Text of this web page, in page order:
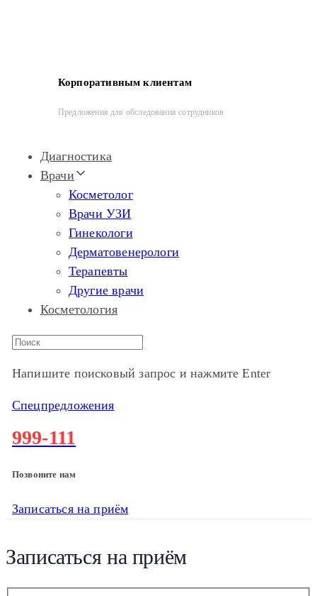
Корпоративным клиентам
Предложения для обследования сотрудников
Диагностика
Врачи
Косметолог
Врачи УЗИ
Гинекологи
Дерматовенерологи
Терапевты
Другие врачи
Косметология
Напишите поисковый запрос и нажмите Enter
Спецпредложения
999-111
Позвоните нам
Записаться на приём
Записаться на приём